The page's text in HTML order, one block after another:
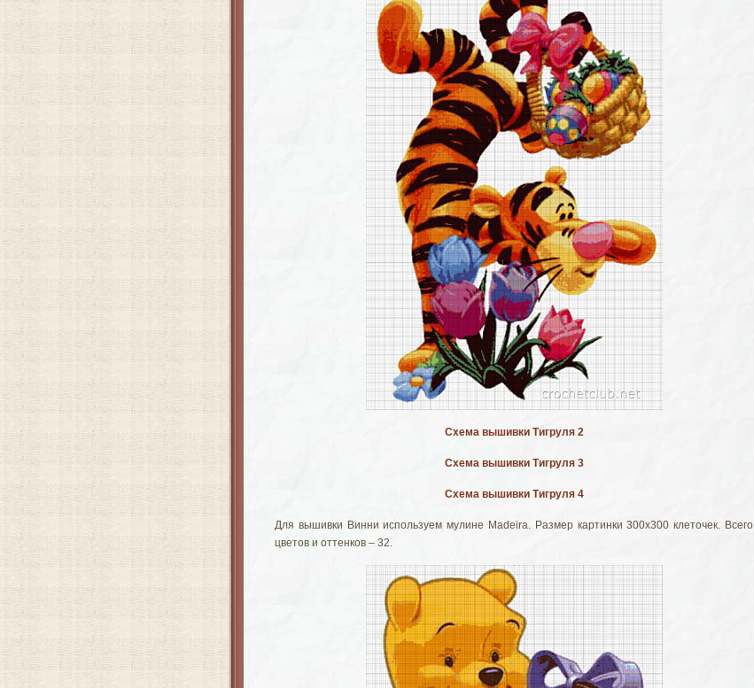
Схема вышивки Тигруля 2
Схема вышивки Тигруля 3
Схема вышивки Тигруля 4
Для вышивки Винни используем мулине Madeira. Размер картинки 300х300 клеточек. Всего
цветов и оттенков – 32.